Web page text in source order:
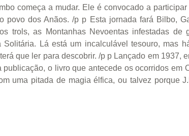
começa a mudar. Ele é convocado a
povo dos Anãos. /p p Esta jornada fará Bilbo,
trols, as Montanhas Nevoentas infestadas
Lá está um incalculável tesouro, mas
que ler para descobrir. /p p Lançado em 1937,
o livro que antecede os ocorridos em
uma pitada de magia élfica, ou talvez porque